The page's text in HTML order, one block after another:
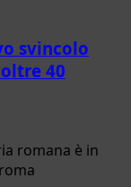
svincolo
40